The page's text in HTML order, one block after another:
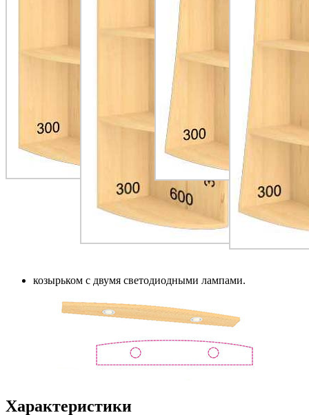
козырьком с двумя светодиодными лампами.
Характеристики